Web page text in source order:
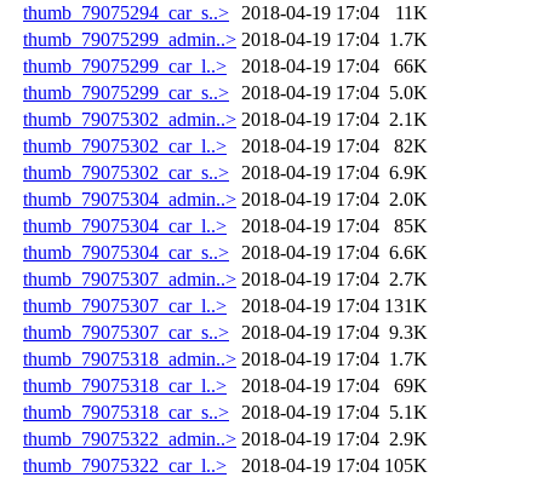
thumb_79075294_car_s..>
2018-04-19 17:04
11K
thumb_79075299_admin..> 2018-04-19 17:04 1.7K
thumb_79075299_car_l..>
2018-04-19 17:04
66K
thumb_79075299_car_s..>
2018-04-19 17:04 5.0K
thumb_79075302_admin..> 2018-04-19 17:04 2.1K
thumb_79075302_car_l..>
2018-04-19 17:04
82K
thumb_79075302_car_s..>
2018-04-19 17:04 6.9K
thumb_79075304_admin..> 2018-04-19 17:04 2.0K
thumb_79075304_car_l..>
2018-04-19 17:04
85K
thumb_79075304_car_s..>
2018-04-19 17:04 6.6K
thumb_79075307_admin..> 2018-04-19 17:04 2.7K
thumb_79075307_car_l..>
2018-04-19 17:04 131K
thumb_79075307_car_s..>
2018-04-19 17:04 9.3K
thumb_79075318_admin..> 2018-04-19 17:04 1.7K
thumb_79075318_car_l..>
2018-04-19 17:04
69K
thumb_79075318_car_s..>
2018-04-19 17:04 5.1K
thumb_79075322_admin..> 2018-04-19 17:04 2.9K
thumb_79075322_car_l..>
2018-04-19 17:04 105K